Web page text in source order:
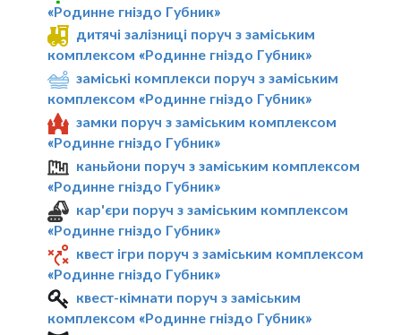
«Родинне гніздо Губник»
дитячі залізниці поруч з заміським
комплексом «Родинне гніздо Губник»
заміські комплекси поруч з заміським
комплексом «Родинне гніздо Губник»
замки поруч з заміським комплексом
«Родинне гніздо Губник»
каньйони поруч з заміським комплексом
«Родинне гніздо Губник»
кар'єри поруч з заміським комплексом
«Родинне гніздо Губник»
квест ігри поруч з заміським комплексом
«Родинне гніздо Губник»
квест-кімнати поруч з заміським
комплексом «Родинне гніздо Губник»